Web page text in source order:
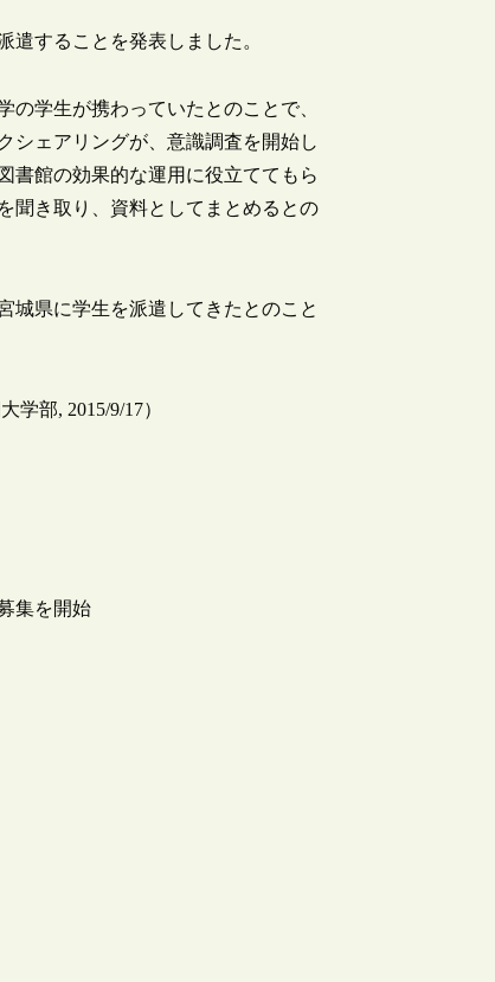
遣することを発表しました。
学生が携わっていたとのことで、
シェアリングが、意識調査を開始し
書館の効果的な運用に役立ててもら
聞き取り、資料としてまとめるとの
城県に学生を派遣してきたとのこと
部, 2015/9/17）
集を開始